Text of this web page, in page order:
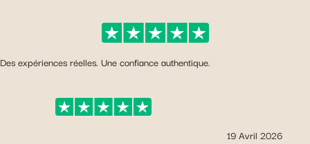
Des expériences réelles. Une confiance authentique.
19 Avril 2026